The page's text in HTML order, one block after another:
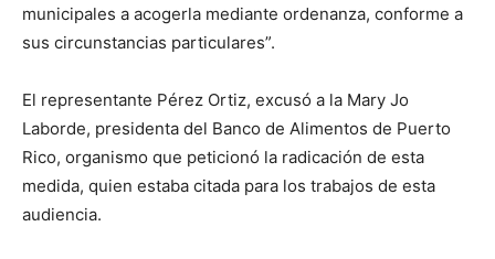
municipales a acogerla mediante ordenanza, conforme a
sus circunstancias particulares”.
El representante Pérez Ortiz, excusó a la Mary Jo
Laborde, presidenta del Banco de Alimentos de Puerto
Rico, organismo que peticionó la radicación de esta
medida, quien estaba citada para los trabajos de esta
audiencia.